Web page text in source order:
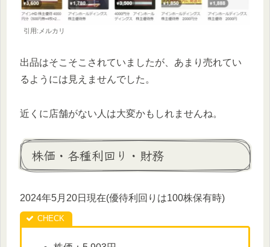
引用:メルカリ
出品はそこそこされていましたが、あまり売れてい
るようには見えませんでした。
近くに店舗がない人は大変かもしれませんね。
株価・各種利回り・財務
2024年5月20日現在(優待利回りは100株保有時)